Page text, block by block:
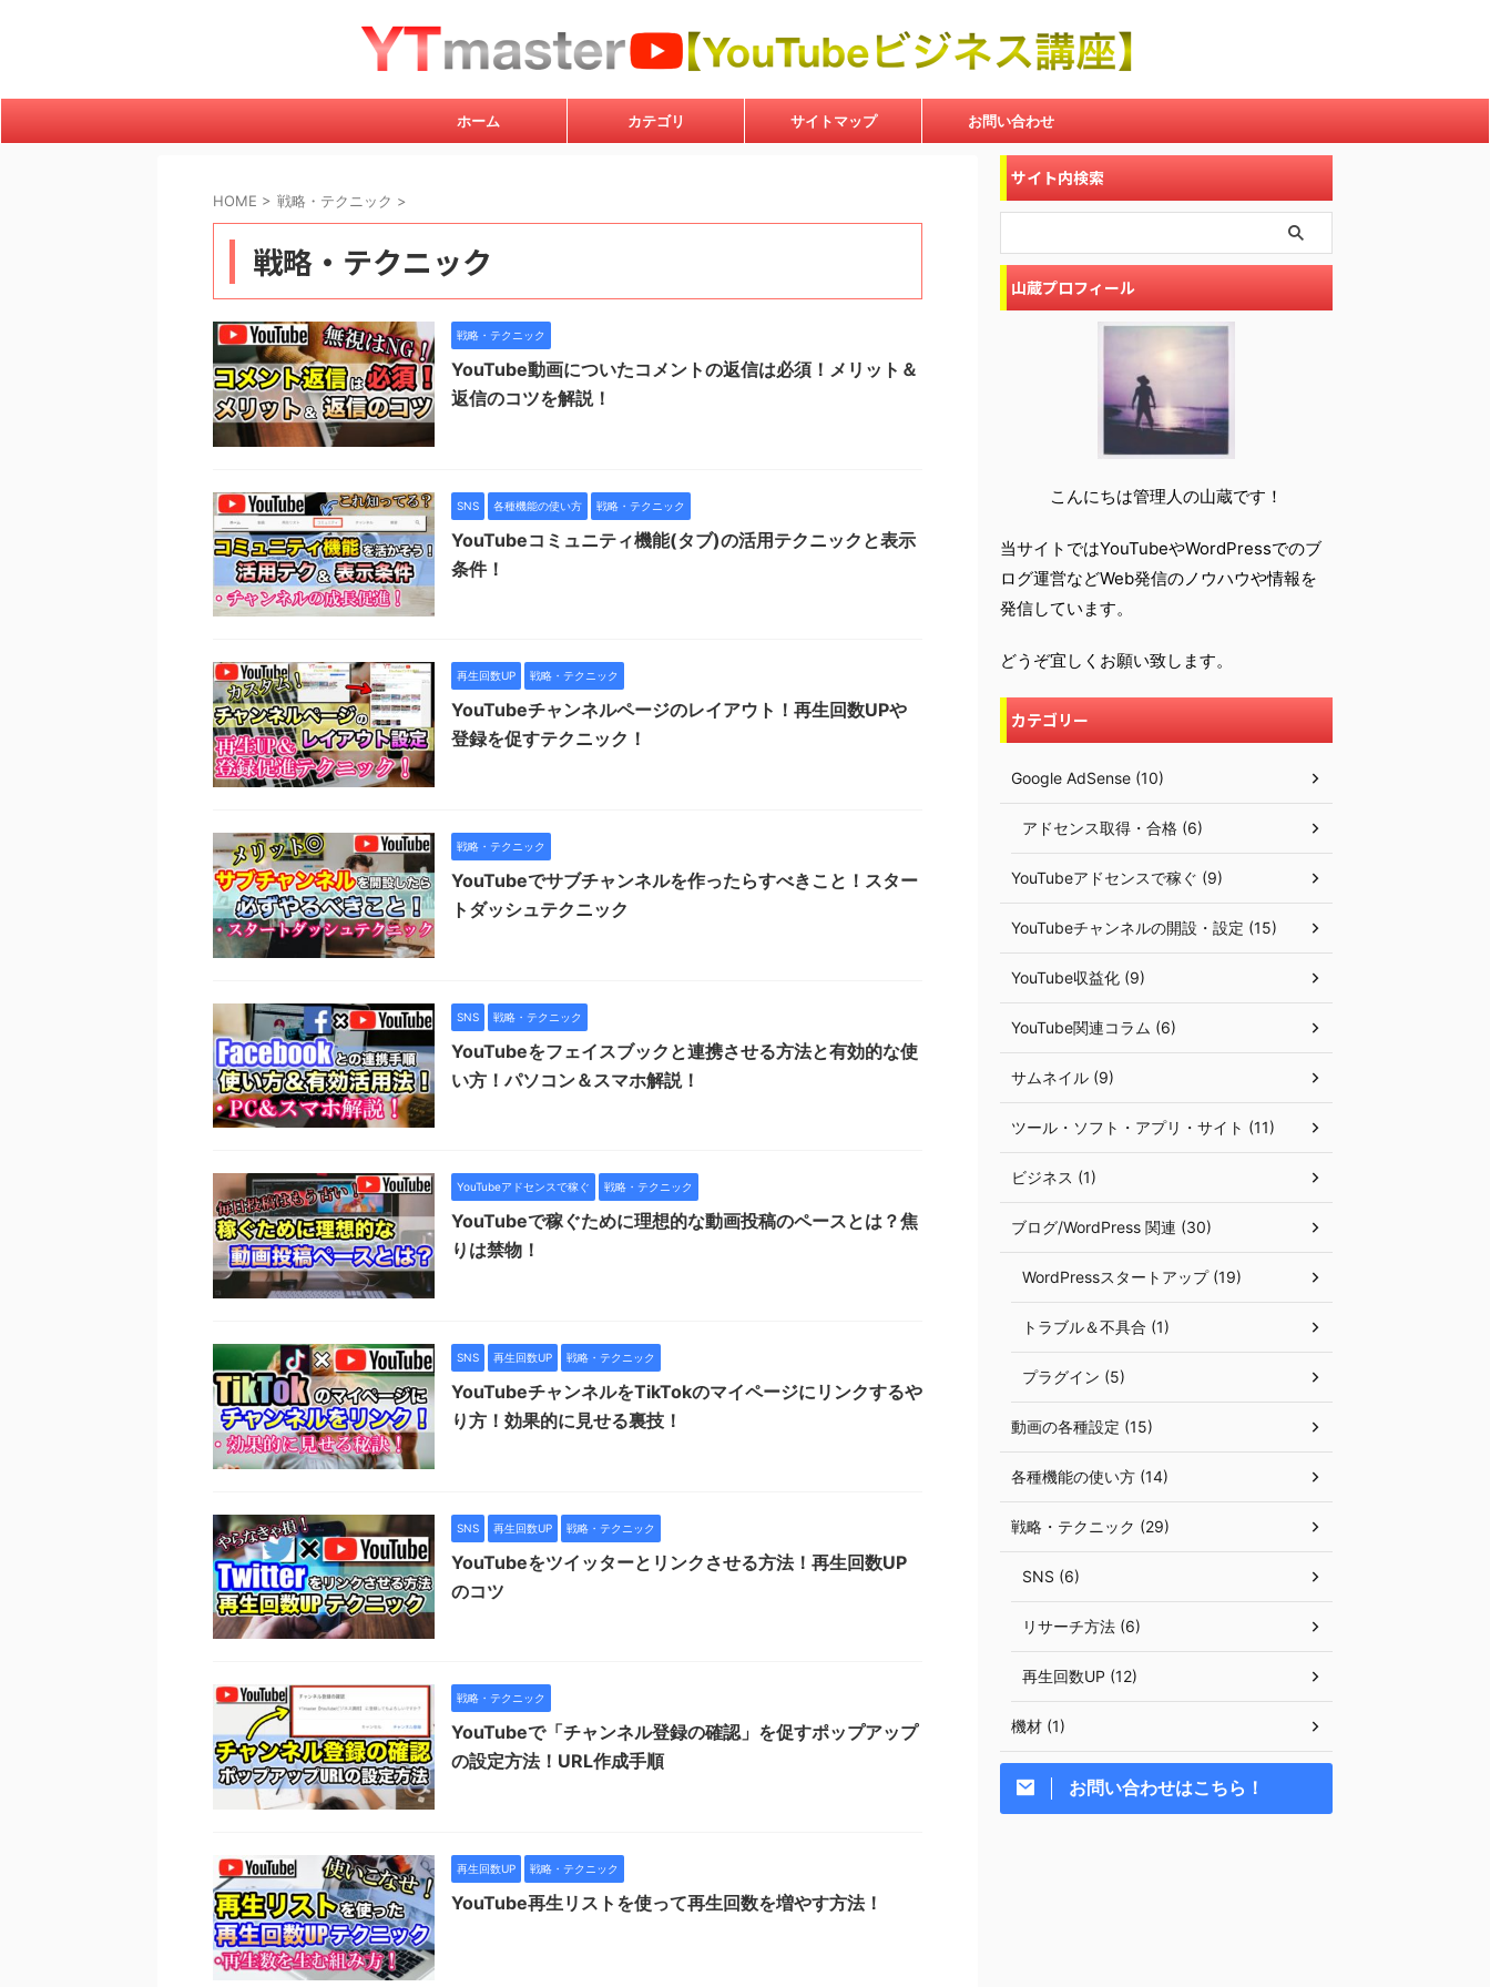
ホーム カテゴリ サイトマップ お問い合わせ
HOME > 戦略・テクニック >
戦略・テクニック
戦略・テクニック
YouTube動画についたコメントの返信は必須！メリット＆
返信のコツを解説！
SNS 各種機能の使い方 戦略・テクニック
YouTubeコミュニティ機能(タブ)の活用テクニックと表示
条件！
再生回数UP 戦略・テクニック
YouTubeチャンネルページのレイアウト！再生回数UPや
登録を促すテクニック！
戦略・テクニック
YouTubeでサブチャンネルを作ったらすべきこと！スター
トダッシュテクニック
SNS 戦略・テクニック
YouTubeをフェイスブックと連携させる方法と有効的な使
い方！パソコン＆スマホ解説！
YouTubeアドセンスで稼ぐ 戦略・テクニック
YouTubeで稼ぐために理想的な動画投稿のペースとは？焦
りは禁物！
SNS 再生回数UP 戦略・テクニック
YouTubeチャンネルをTikTokのマイページにリンクするや
り方！効果的に見せる裏技！
SNS 再生回数UP 戦略・テクニック
YouTubeをツイッターとリンクさせる方法！再生回数UP
のコツ
戦略・テクニック
YouTubeで「チャンネル登録の確認」を促すポップアップ
の設定方法！URL作成手順
再生回数UP 戦略・テクニック
YouTube再生リストを使って再生回数を増やす方法！
サイト内検索
山蔵プロフィール
こんにちは管理人の山蔵です！
当サイトではYouTubeやWordPressでのブ
ログ運営などWeb発信のノウハウや情報を
発信しています。
どうぞ宜しくお願い致します。
カテゴリー
Google AdSense (10)
アドセンス取得・合格 (6)
YouTubeアドセンスで稼ぐ (9)
YouTubeチャンネルの開設・設定 (15)
YouTube収益化 (9)
YouTube関連コラム (6)
サムネイル (9)
ツール・ソフト・アプリ・サイト (11)
ビジネス (1)
ブログ/WordPress 関連 (30)
WordPressスタートアップ (19)
トラブル＆不具合 (1)
プラグイン (5)
動画の各種設定 (15)
各種機能の使い方 (14)
戦略・テクニック (29)
SNS (6)
リサーチ方法 (6)
再生回数UP (12)
機材 (1)
お問い合わせはこちら！